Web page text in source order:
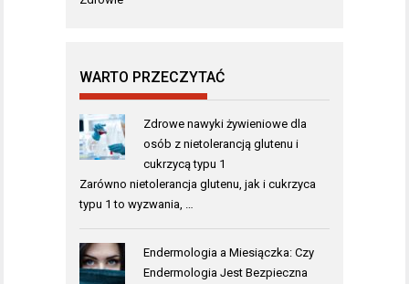
WARTO PRZECZYTAĆ
Zdrowe nawyki żywieniowe dla
osób z nietolerancją glutenu i
cukrzycą typu 1
Zarówno nietolerancja glutenu, jak i cukrzyca
typu 1 to wyzwania, …
Endermologia a Miesiączka: Czy
Endermologia Jest Bezpieczna